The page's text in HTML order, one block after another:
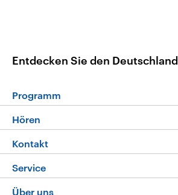
Entdecken Sie den
Programm
Programm
Die Nachrichten
Nachrichtenleicht
Hören
Livestream
Podcasts
Kontakt
Hörerservice
Service
FAQ
Über uns